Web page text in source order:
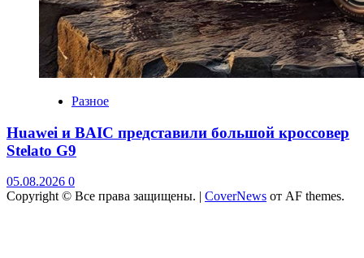
Разное
Huawei и BAIC представили большой кроссовер
Stelato G9
05.08.2026 0
Copyright © Все права защищены. | CoverNews от AF themes.